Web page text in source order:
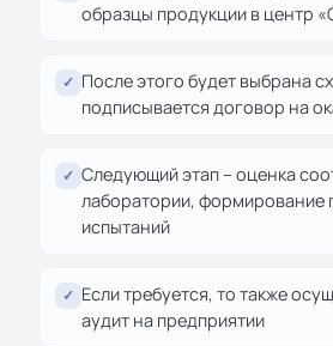
образцы продукции в центр
✓ После этого будет выбрана
подписывается договор на
✓ Следующий этап – оценка
лаборатории, формирование
испытаний
✓ Если требуется, то также
аудит на предприятии